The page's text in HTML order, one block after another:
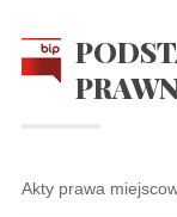
Akty prawa